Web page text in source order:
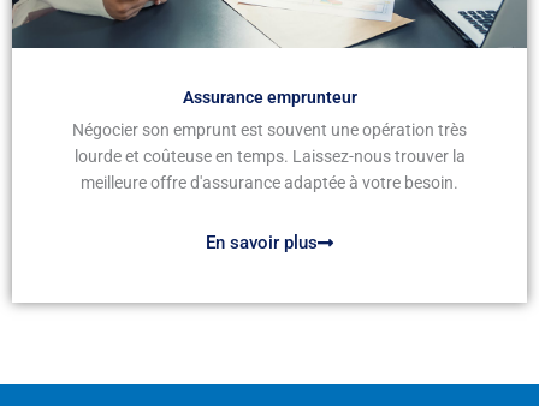
Assurance emprunteur
Négocier son emprunt est souvent une opération très
lourde et coûteuse en temps. Laissez-nous trouver la
meilleure offre d'assurance adaptée à votre besoin.
En savoir plus